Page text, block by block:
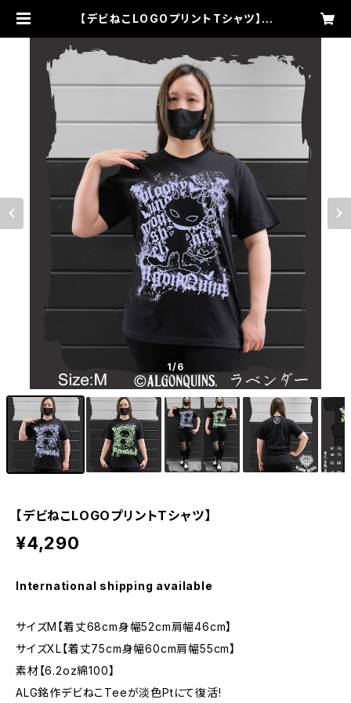
【デビねこLOGOプリントTシャツ】 |
1/6
【デビねこLOGOプリントTシャツ】
¥4,290
International shipping available
サイズM【着丈68cm身幅52cm肩幅46cm】
サイズXL【着丈75cm身幅60cm肩幅55cm】
素材【6.2oz綿100】
ALG銘作デビねこTeeが淡色Ptにて復活!